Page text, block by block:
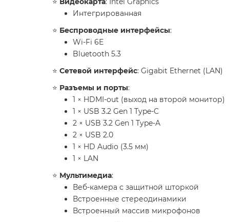
Интегрированная
⭐️ Беспроводные интерфейсы:
Wi-Fi 6E
Bluetooth 5.3
⭐️ Сетевой интерфейс: Gigabit Ethernet (LAN)
⭐️ Разъемы и порты:
1 × HDMI-out (выход на второй монитор)
1 × USB 3.2 Gen 1 Type-C
2 × USB 3.2 Gen 1 Type-A
2 × USB 2.0
1 × HD Audio (3.5 мм)
1 × LAN
⭐️ Мультимедиа:
Веб-камера с защитной шторкой
Встроенные стереодинамики
Встроенный массив микрофонов